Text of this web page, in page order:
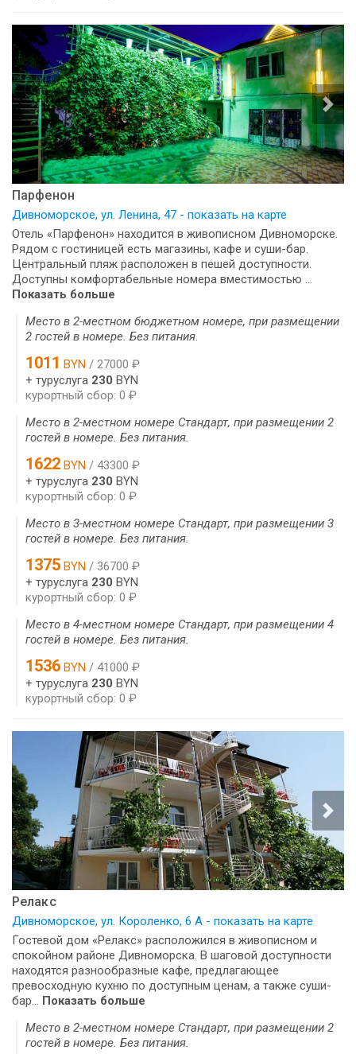
Парфенон
Дивноморское, ул. Ленина, 47 - показать на карте
Отель «Парфенон» находится в живописном Дивноморске.
Рядом с гостиницей есть магазины, кафе и суши-бар.
Центральный пляж расположен в пешей доступности.
Доступны комфортабельные номера вместимостью ...
Показать больше
Место в 2-местном бюджетном номере, при размещении
2 гостей в номере. Без питания.
1011 BYN / 27000 ₽
+ туруслуга 230 BYN
курортный сбор: 0 ₽
Место в 2-местном номере Стандарт, при размещении 2
гостей в номере. Без питания.
1622 BYN / 43300 ₽
+ туруслуга 230 BYN
курортный сбор: 0 ₽
Место в 3-местном номере Стандарт, при размещении 3
гостей в номере. Без питания.
1375 BYN / 36700 ₽
+ туруслуга 230 BYN
курортный сбор: 0 ₽
Место в 4-местном номере Стандарт, при размещении 4
гостей в номере. Без питания.
1536 BYN / 41000 ₽
+ туруслуга 230 BYN
курортный сбор: 0 ₽
Релакс
Дивноморское, ул. Короленко, 6 А - показать на карте
Гостевой дом «Релакс» расположился в живописном и
спокойном районе Дивноморска. В шаговой доступности
находятся разнообразные кафе, предлагающее
превосходную кухню по доступным ценам, а также суши-
бар... Показать больше
Место в 2-местном номере Стандарт, при размещении 2
гостей в номере. Без питания.